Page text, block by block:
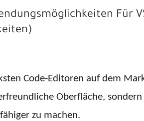
Für
Code-Editoren auf dem
Oberfläche,
zu machen.